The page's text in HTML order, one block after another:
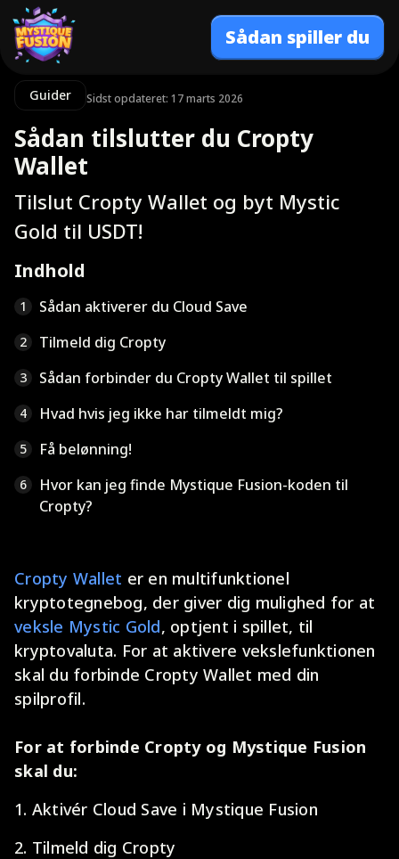
Sådan spiller du
Guider Sidst opdateret: 17 marts 2026
Sådan tilslutter du Cropty
Wallet
Tilslut Cropty Wallet og byt Mystic
Gold til USDT!
Indhold
1 Sådan aktiverer du Cloud Save
2 Tilmeld dig Cropty
3 Sådan forbinder du Cropty Wallet til spillet
4 Hvad hvis jeg ikke har tilmeldt mig?
5 Få belønning!
6
Hvor kan jeg finde Mystique Fusion-koden til
Cropty?
Cropty Wallet er en multifunktionel
kryptotegnebog, der giver dig mulighed for at
veksle Mystic Gold, optjent i spillet, til
kryptovaluta. For at aktivere vekslefunktionen
skal du forbinde Cropty Wallet med din
spilprofil.
For at forbinde Cropty og Mystique Fusion
skal du:
1. Aktivér Cloud Save i Mystique Fusion
2. Tilmeld dig Cropty